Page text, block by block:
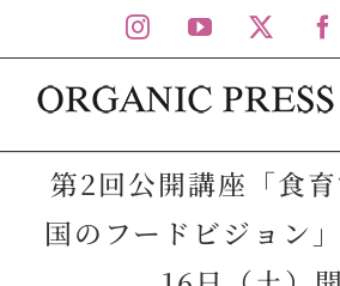
to
content
Instagram
YouTube
第2回公開講座「食
国のフードビジョン